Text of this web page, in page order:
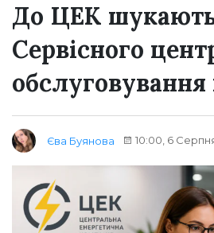
До ЦЕК
Сервісного
обслуговування
Єва Буянова 10:00, 6